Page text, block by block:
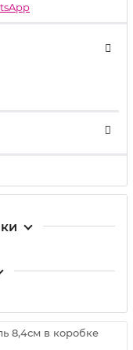
8,4см в коробке